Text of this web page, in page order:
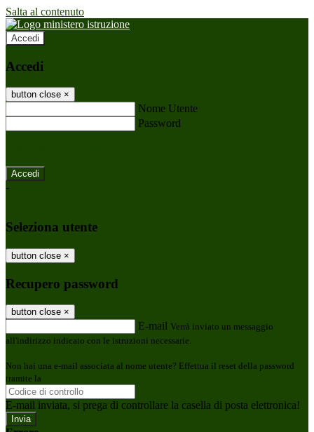
Salta al contenuto
Accedi
Accedi
button close ×
Nome Utente
Password
-
Seleziona utente
button close ×
Recupero password
button close ×
E-mail Verrà inviato un messaggio
all'indirizzo indicato con le istruzioni necessarie.
Non hai una e-mail associata al nome utente? Effettua il reset della password
tramite la
E-mail inviata, si prega di controllare la casella di posta elettronica!